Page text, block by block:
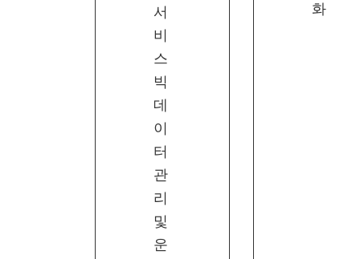
서
비
스
빅
데
이
터
관
리
및
운
화